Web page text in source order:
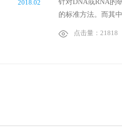
2018.02
针对DNA或RNA的
的标准方法。而其
点击量：21818